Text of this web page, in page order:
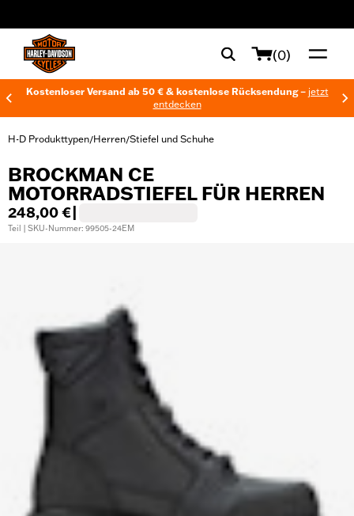
(0)
Kostenloser Versand ab 50 € & kostenlose Rücksendung – jetzt
entdecken
H-D Produkttypen/Herren/Stiefel und Schuhe
BROCKMAN CE
MOTORRADSTIEFEL FÜR HERREN
248,00 €
Teil | SKU-Nummer: 99505-24EM